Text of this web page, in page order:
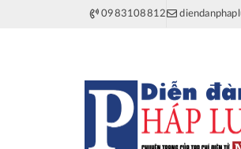
0983108812